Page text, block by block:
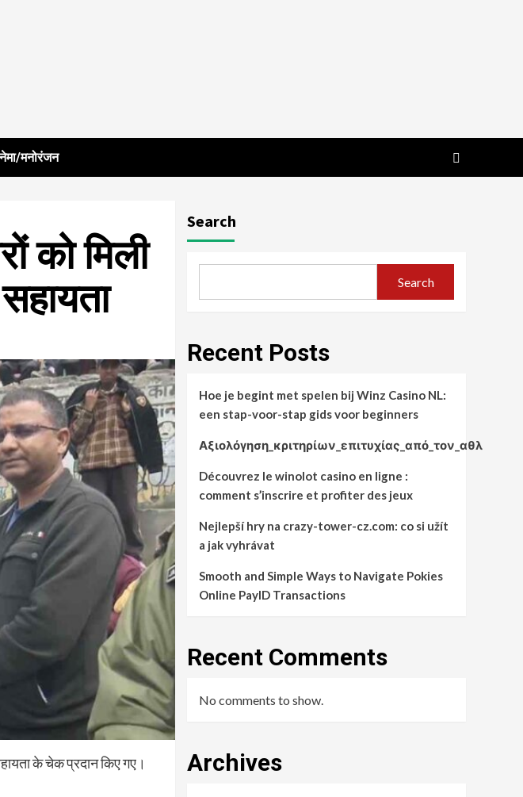
मनोरंजन
को मिली
के चेक प्रदान किए गए।
Search
Search
Recent Posts
Hoe je begint met spelen bij Winz Casino NL:
een stap-voor-stap gids voor beginners
Αξιολόγηση_κριτηρίων_επιτυχίας_από_τον_αθλ
Découvrez le winolot casino en ligne :
comment s’inscrire et profiter des jeux
Nejlepší hry na crazy-tower-cz.com: co si užít
a jak vyhrávat
Smooth and Simple Ways to Navigate Pokies
Online PayID Transactions
Recent Comments
No comments to show.
Archives